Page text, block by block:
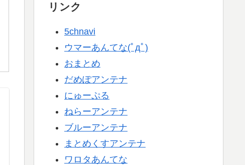
リンク
5chnavi
ウマーあんてな(ﾟдﾟ)
おまとめ
だめぽアンテナ
にゅーぷる
ねらーアンテナ
ブルーアンテナ
まとめくすアンテナ
ワロタあんてな